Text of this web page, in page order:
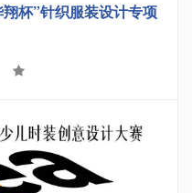
杯”针织服装设计专项